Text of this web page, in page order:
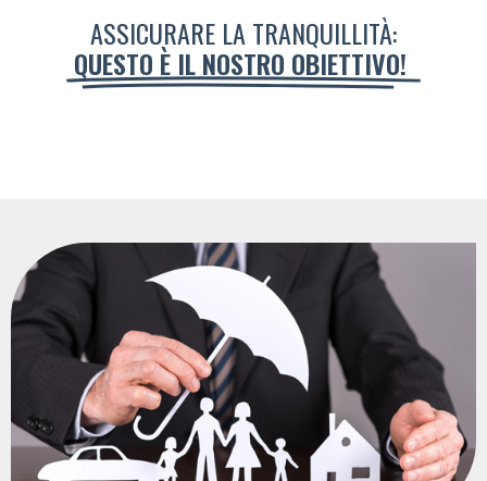
ASSICURARE LA TRANQUILLITÀ:
QUESTO È IL NOSTRO OBIETTIVO!